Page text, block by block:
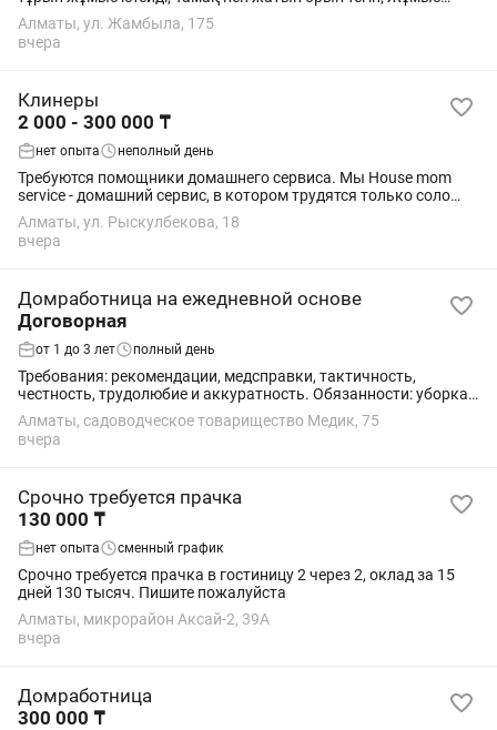
кестесі: 6/1 (аптасына 1 күн демалыс); Жалақы: 300 000
теңгеден бастап; Жасы: 18–25 жас...
Алматы, ул. Жамбыла, 175
вчера
Клинеры
2 000 - 300 000 ₸
нет опыта неполный день
Требуются помощники домашнего сервиса. Мы House mom
service - домашний сервис, в котором трудятся только соло
мамы. Меня зовут Зарина - я основатель сервиса и мама,
которая одна воспитывает...
Алматы, ул. Рыскулбекова, 18
вчера
Домработница на ежедневной основе
Договорная
от 1 до 3 лет полный день
Требования: рекомендации, медсправки, тактичность,
честность, трудолюбие и аккуратность. Обязанности: уборка,
стирка, глажка, уход за домашними животными,
приготовление еды детям, редкий или...
Алматы, садоводческое товарищество Медик, 75
вчера
Срочно требуется прачка
130 000 ₸
нет опыта сменный график
Срочно требуется прачка в гостиницу 2 через 2, оклад за 15
дней 130 тысяч. Пишите пожалуйста
Алматы, микрорайон Аксай-2, 39А
вчера
Домработница
300 000 ₸